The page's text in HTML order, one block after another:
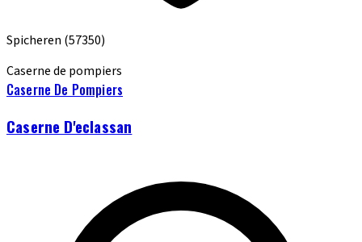
Spicheren (57350)
Caserne de pompiers
Caserne De Pompiers
Caserne D'eclassan